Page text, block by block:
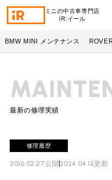
ミニの中古車専門店
iR:イール
BMW MINI BMWミニ 在庫
ROVER MINI ローバーミニ
TRADE 買取
TOP
iRの買取が他社よりも高
MAINTENANCE
TOP
BLOG & MEDIA ブログ＆
BMW MINI メンテナンス
最新の修理実績
修理履歴
2016.02.27公開 2024.04.15更新